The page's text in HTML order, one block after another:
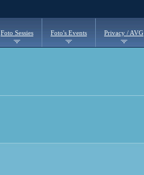
Foto Sessies Foto's Events Privacy / AVG